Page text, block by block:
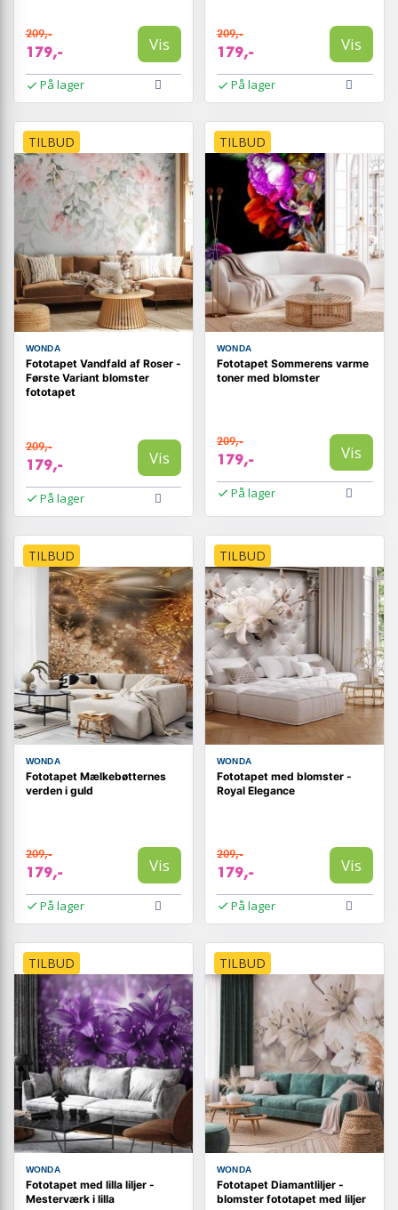
209,-
179,- Vis
På lager
209,-
179,- Vis
På lager
TILBUD
WONDA
Fototapet Vandfald af Roser -
Første Variant blomster
fototapet
209,-
179,- Vis
På lager
TILBUD
WONDA
Fototapet Sommerens varme
toner med blomster
209,-
179,- Vis
På lager
TILBUD
WONDA
Fototapet Mælkebøtternes
verden i guld
209,-
179,- Vis
På lager
TILBUD
WONDA
Fototapet med blomster -
Royal Elegance
209,-
179,- Vis
På lager
TILBUD
WONDA
Fototapet med lilla liljer -
Mesterværk i lilla
TILBUD
WONDA
Fototapet Diamantliljer -
blomster fototapet med liljer